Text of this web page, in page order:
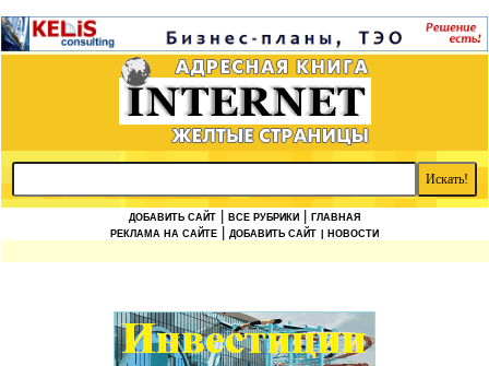
ДОБАВИТЬ САЙТ ВСЕ РУБРИКИ
ГЛАВНАЯ
РЕКЛАМА НА САЙТЕ
ДОБАВИТЬ САЙТ | НОВОСТИ